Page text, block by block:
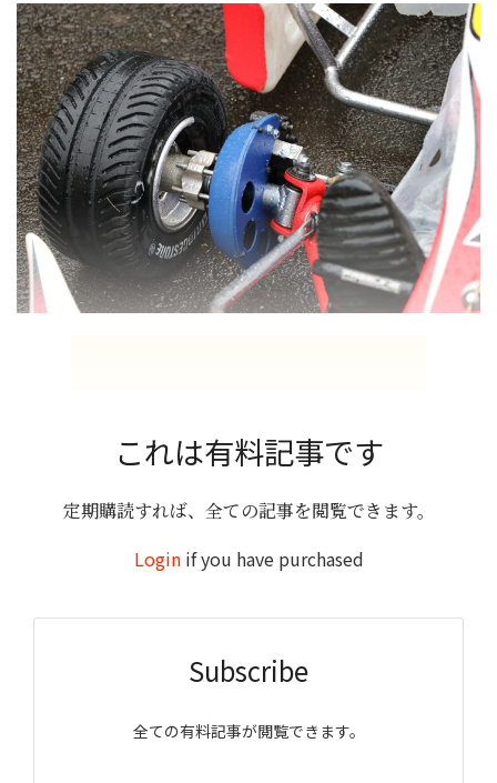
これは有料記事です
定期購読すれば、全ての記事を閲覧できます。
Loginif you have purchased
Subscribe
全ての有料記事が閲覧できます。